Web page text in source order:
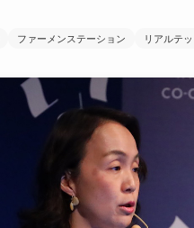
ファーメンステーション リアルテ